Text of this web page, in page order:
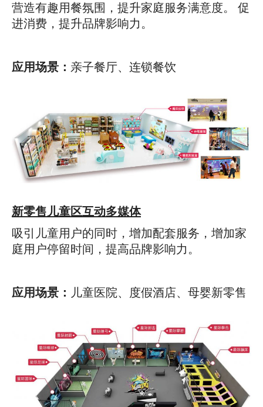
营造有趣用餐氛围，提升家庭服务满意度。 促
进消费，提升品牌影响力。
应用场景： 亲子餐厅、连锁餐饮
新零售儿童区互动多媒体
吸引儿童用户的同时，增加配套服务，增加家
庭用户停留时间，提高品牌影响力。
应用场景： 儿童医院、度假酒店、母婴新零售